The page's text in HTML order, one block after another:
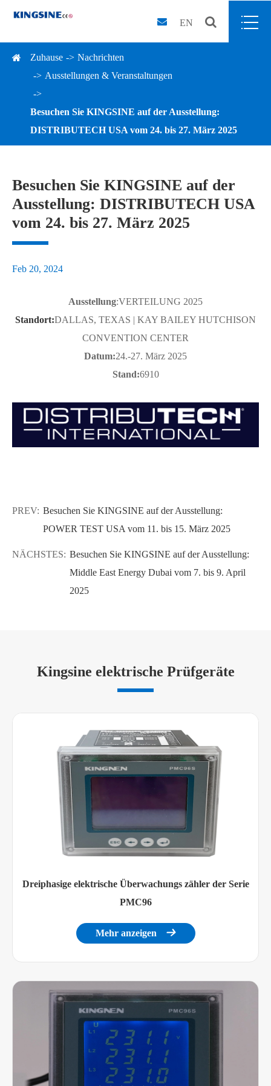
EN
Zuhause
Nachrichten
Ausstellungen & Veranstaltungen
Besuchen Sie KINGSINE auf der Ausstellung:
DISTRIBUTECH USA vom 24. bis 27. März 2025
Besuchen Sie KINGSINE auf der
Ausstellung: DISTRIBUTECH USA
vom 24. bis 27. März 2025
Feb 20, 2024
Ausstellung:VERTEILUNG 2025
Standort:DALLAS, TEXAS | KAY BAILEY HUTCHISON
CONVENTION CENTER
Datum:24.-27. März 2025
Stand:6910
PREV: Besuchen Sie KINGSINE auf der Ausstellung:
POWER TEST USA vom 11. bis 15. März 2025
NÄCHSTES: Besuchen Sie KINGSINE auf der Ausstellung:
Middle East Energy Dubai vom 7. bis 9. April
2025
Kingsine elektrische Prüfgeräte
Dreiphasige elektrische Überwachungs zähler der Serie
PMC96
Mehr anzeigen 